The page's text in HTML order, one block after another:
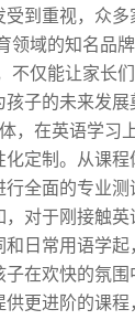
到重视，众
领域的知名品
不仅能让家长
子的未来发
，在英语学习
定制。从课
全面的专业
对于刚接触
日常用语学起
在欢快的氛
更进阶的课